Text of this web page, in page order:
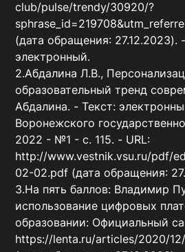
club/pulse/trendy/30920/?
(дата обращения: 27.12.2023).
электронный.
2.Абдалина Л.В.,
образовательный тренд
Абдалина. - Текст:
Воронежского
2022 - №1 - с. 115. - URL:
http://www.vestnik.vsu.ru/pdf/
02-02.pdf (дата обращения:
3.На пять баллов: Владимир
использование цифровых
образовании: Официальный
https://lenta.ru/articles/2020/